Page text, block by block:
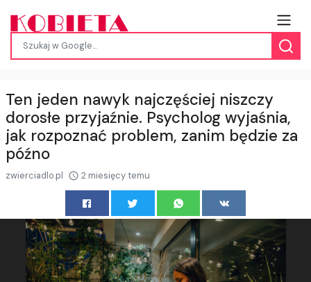
Ten jeden nawyk najczęściej niszczy
dorosłe przyjaźnie. Psycholog wyjaśnia,
jak rozpoznać problem, zanim będzie za
późno
zwierciadlo.pl 2 miesięcy temu